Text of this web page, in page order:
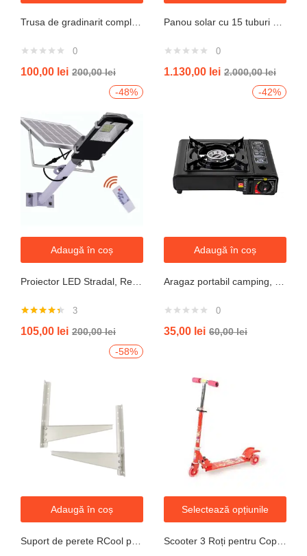
0
100,00 lei 200,00lei
0
1.130,00 lei 2.000,00lei
-48%
Adaugă în coș
4.33din 5
3
105,00 lei 200,00lei
-42%
Adaugă în coș
0
35,00 lei 60,00lei
-58%
Adaugă în coș Selectează opțiunile